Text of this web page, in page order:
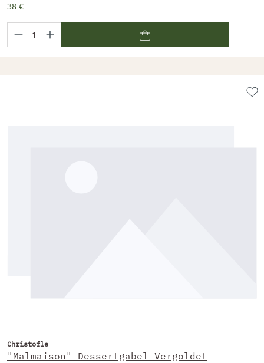
38 €
Christofle
"Malmaison" Dessertgabel Vergoldet